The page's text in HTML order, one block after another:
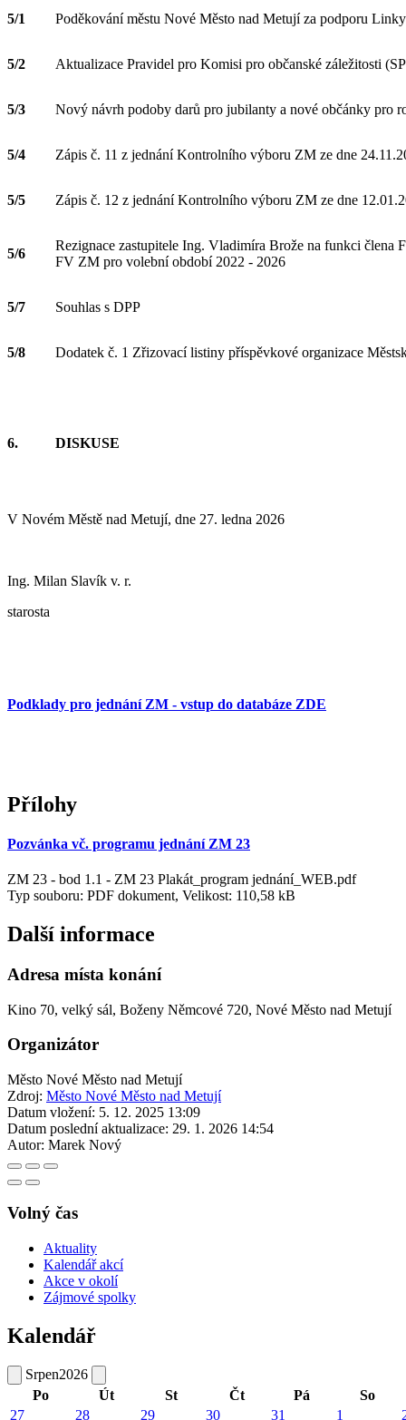
5/1 Poděkování městu Nové Město nad Metují za podporu
5/2 Aktualizace Pravidel pro Komisi pro občanské záležitosti
5/3 Nový návrh podoby darů pro jubilanty a nové občánky pro
5/4 Zápis č. 11 z jednání Kontrolního výboru ZM ze dne
5/5 Zápis č. 12 z jednání Kontrolního výboru ZM ze dne
5/6
Rezignace zastupitele Ing. Vladimíra Brože na funkci člena
FV ZM pro volební období 2022 - 2026
5/7 Souhlas s DPP
5/8 Dodatek č. 1 Zřizovací listiny příspěvkové organizace
6. DISKUSE
V Novém Městě nad Metují, dne 27. ledna 2026
Ing. Milan Slavík v. r.
starosta
Podklady pro jednání ZM - vstup do databáze ZDE
Přílohy
Pozvánka vč. programu jednání ZM 23
ZM 23 - bod 1.1 - ZM 23 Plakát_program jednání_WEB.pdf
Typ souboru: PDF dokument, Velikost: 110,58 kB
Další informace
Adresa místa konání
Kino 70, velký sál, Boženy Němcové 720, Nové Město nad Metují
Organizátor
Město Nové Město nad Metují
Zdroj: Město Nové Město nad Metují
Datum vložení: 5. 12. 2025 13:09
Datum poslední aktualizace: 29. 1. 2026 14:54
Autor: Marek Nový
Volný čas
Aktuality
Kalendář akcí
Akce v okolí
Zájmové spolky
Kalendář
Srpen2026
Po
Út St Čt Pá
So
27
28
29
30
31
1